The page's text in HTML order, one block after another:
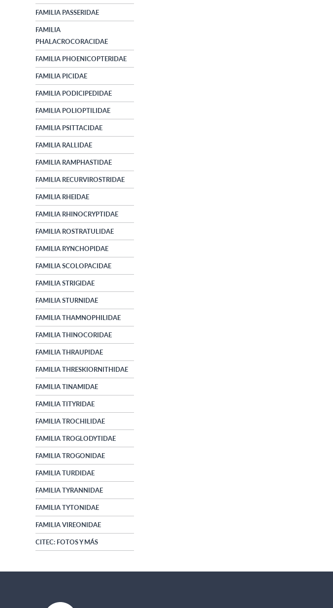
FAMILIA PASSERIDAE
FAMILIA
PHALACROCORACIDAE
FAMILIA PHOENICOPTERIDAE
FAMILIA PICIDAE
FAMILIA PODICIPEDIDAE
FAMILIA POLIOPTILIDAE
FAMILIA PSITTACIDAE
FAMILIA RALLIDAE
FAMILIA RAMPHASTIDAE
FAMILIA RECURVIROSTRIDAE
FAMILIA RHEIDAE
FAMILIA RHINOCRYPTIDAE
FAMILIA ROSTRATULIDAE
FAMILIA RYNCHOPIDAE
FAMILIA SCOLOPACIDAE
FAMILIA STRIGIDAE
FAMILIA STURNIDAE
FAMILIA THAMNOPHILIDAE
FAMILIA THINOCORIDAE
FAMILIA THRAUPIDAE
FAMILIA THRESKIORNITHIDAE
FAMILIA TINAMIDAE
FAMILIA TITYRIDAE
FAMILIA TROCHILIDAE
FAMILIA TROGLODYTIDAE
FAMILIA TROGONIDAE
FAMILIA TURDIDAE
FAMILIA TYRANNIDAE
FAMILIA TYTONIDAE
FAMILIA VIREONIDAE
CITEC: FOTOS Y MÁS